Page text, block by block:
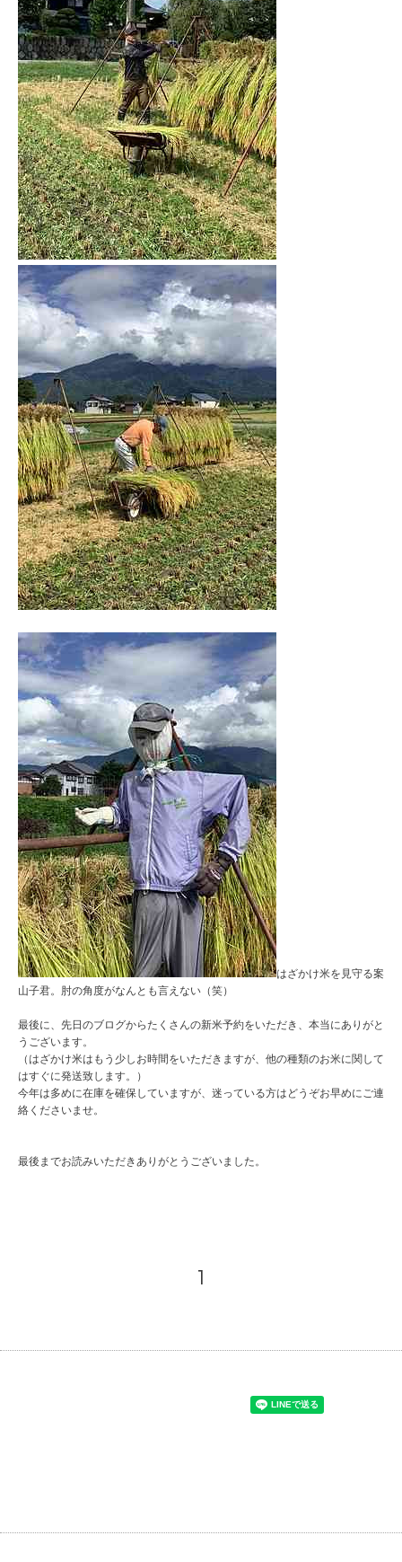
はざかけ米を見守る案
山子君。肘の角度がなんとも言えない（笑）
最後に、先日のブログからたくさんの新米予約をいただき、本当にありがと
うございます。
（はざかけ米はもう少しお時間をいただきますが、他の種類のお米に関して
はすぐに発送致します。）
今年は多めに在庫を確保していますが、迷っている方はどうぞお早めにご連
絡くださいませ。
最後までお読みいただきありがとうございました。
1